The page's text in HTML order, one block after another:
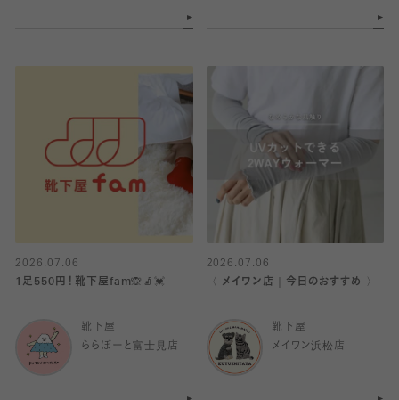
2026.07.06
1足550円！靴下屋fam🙊🧦💓
靴下屋
ららぽーと富士見店
2026.07.06
〈 メイワン店｜今日のおすすめ 〉
靴下屋
メイワン浜松店